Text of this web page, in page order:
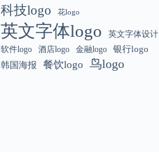
科技logo 花logo
英文字体logo
英文字体设计
软件logo
酒店logo 金融logo
银行logo
韩国海报
餐饮logo 鸟logo